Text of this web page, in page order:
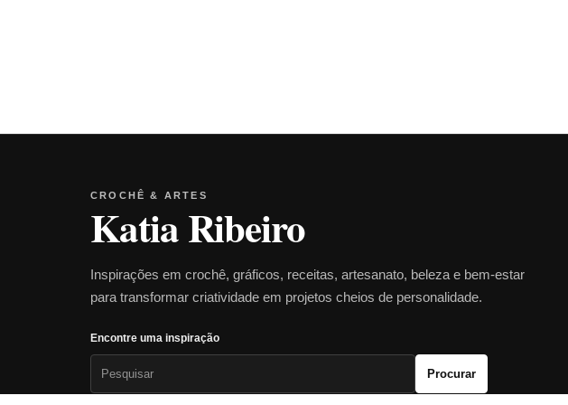
CROCHÊ & ARTES
Katia Ribeiro
Inspirações em crochê, gráficos, receitas, artesanato, beleza e bem-estar
para transformar criatividade em projetos cheios de personalidade.
Encontre uma inspiração
Procurar